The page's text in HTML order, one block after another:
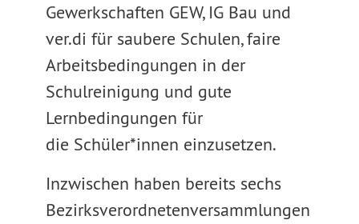
Gewerkschaften GEW, IG Bau und
ver.di für saubere Schulen, faire
Arbeitsbedingungen in der
Schulreinigung und gute
Lernbedingungen für
die Schüler*innen einzusetzen.
Inzwischen haben bereits sechs
Bezirksverordnetenversammlungen